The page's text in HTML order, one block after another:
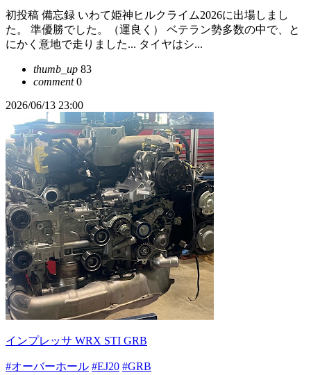
初投稿 備忘録 いわて姫神ヒルクライム2026に出場しまし
た。 準優勝でした。（運良く） ベテラン勢多数の中で、と
にかく意地で走りました... タイヤはシ...
thumb_up 83
comment0
2026/06/13 23:00
インプレッサ WRX STI GRB
#オーバーホール #EJ20 #GRB